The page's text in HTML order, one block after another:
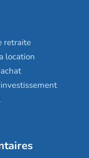
retraite
location